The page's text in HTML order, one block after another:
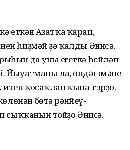
еткән Азатҡа ҡарап,
һиҙмәй ҙә ҡалды Әнисә.
да уны егеткә һөйләп
Йыуатманы ла, өндәшмәне
ҡосаҡлап ҡына торҙо.
бөтә рәнйеү-
сыҡҡанын тойҙо Әнисә.